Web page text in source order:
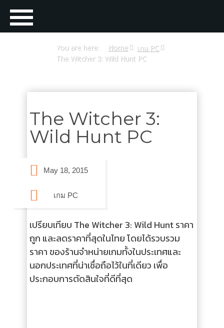
You are here: Home
เกม PC
The Witcher 3: Wild Hunt PC
The Witcher 3:
Wild Hunt PC
May 18, 2015
เกม PC
เปรียบเทียบ The Witcher 3: Wild Hunt ราคา
ถูก และลดราคาที่สุดในไทย โดยได้รวบรวม
ราคา ของร้านจำหน่ายเกมทั้งในประเทศและ
นอกประเทศที่น่าเชื่อถือไว้ในที่เดียว เพื่อ
ประกอบการตัดสินใจที่ดีที่สุด